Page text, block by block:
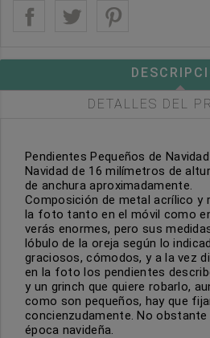
DETALLES DEL
Pendientes Pequeños de
Navidad de 16 milímetros de
de anchura aproximadamente.
Composición de metal acrílico y
la foto tanto en el móvil como
verás enormes, pero sus
lóbulo de la oreja según lo
graciosos, cómodos, y a la vez
en la foto los pendientes
y un grinch que quiere robarlo,
como son pequeños, hay que
concienzudamente. No
época navideña.